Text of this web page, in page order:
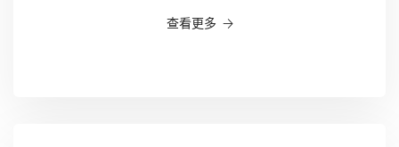
8
85
查看更多